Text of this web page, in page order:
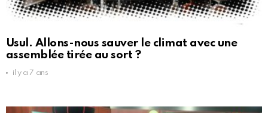
Usul. Allons-nous sauver le climat avec une
assemblée tirée au sort ?
il y a 7 ans